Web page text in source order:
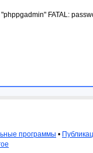
FATAL:
программы •